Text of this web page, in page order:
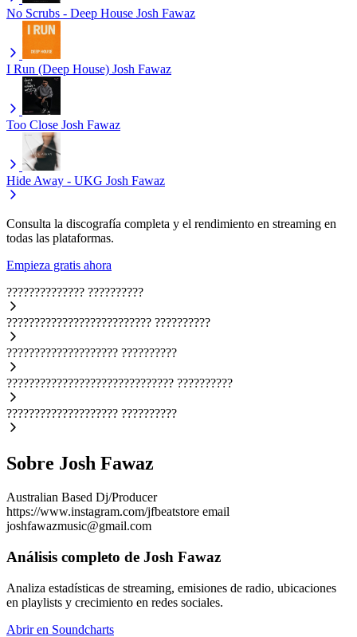
No Scrubs - Deep House Josh Fawaz
I Run (Deep House) Josh Fawaz
Too Close Josh Fawaz
Hide Away - UKG Josh Fawaz
Consulta la discografía completa y el rendimiento en streaming en
todas las plataformas.
Empieza gratis ahora
?????????????? ??????????
?????????????????????????? ??????????
???????????????????? ??????????
?????????????????????????????? ??????????
???????????????????? ??????????
Sobre Josh Fawaz
Australian Based Dj/Producer
https://www.instagram.com/jfbeatstore email
joshfawazmusic@gmail.com
Análisis completo de Josh Fawaz
Analiza estadísticas de streaming, emisiones de radio, ubicaciones
en playlists y crecimiento en redes sociales.
Abrir en Soundcharts